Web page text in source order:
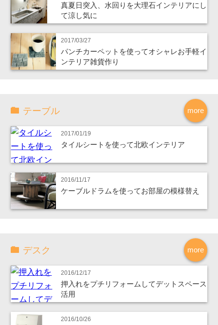
真夏日突入、水回りを大理石インテリアにし
て涼し気に
2017/03/27
パンチカーペットを使ってオシャレお手軽イ
ンテリア雑貨作り
more
テーブル
2017/01/19
タイルシートを使って北欧インテリア
2016/11/17
ケーブルドラムを使ってお部屋の模様替え
more
デスク
2016/12/17
押入れをプチリフォームしてデットスペース
活用
2016/10/26